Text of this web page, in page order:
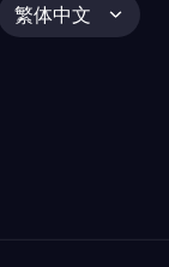
繁体中文